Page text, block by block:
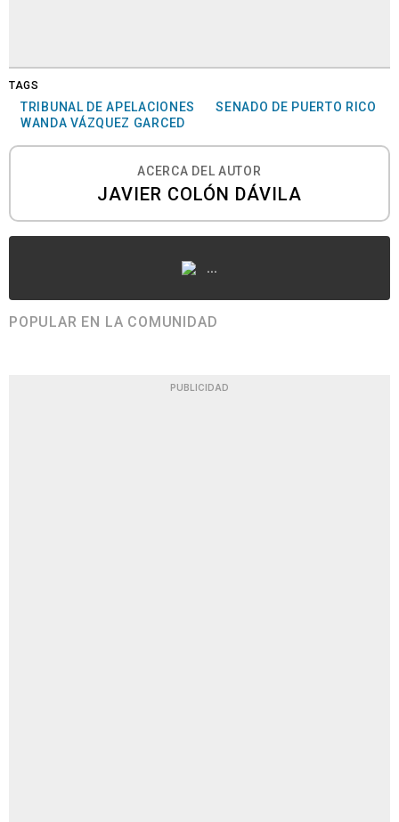
TAGS
TRIBUNAL DE APELACIONES
SENADO DE PUERTO RICO
WANDA VÁZQUEZ GARCED
ACERCA DEL AUTOR
JAVIER COLÓN DÁVILA
...
POPULAR EN LA COMUNIDAD
PUBLICIDAD